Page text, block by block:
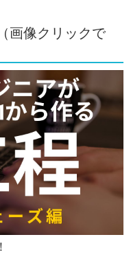
画像クリックで